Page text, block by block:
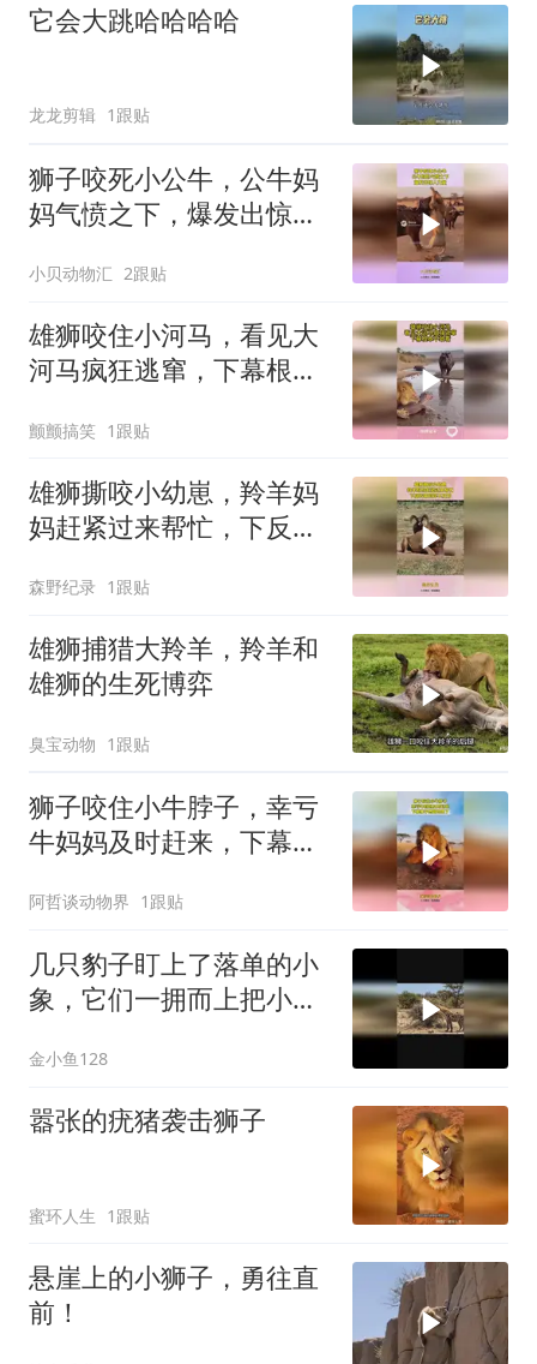
它会大跳哈哈哈哈
龙龙剪辑 1跟贴
狮子咬死小公牛，公牛妈
妈气愤之下，爆发出惊人
小贝动物汇 2跟贴
雄狮咬住小河马，看见大
河马疯狂逃窜，下幕根本
颤颤搞笑 1跟贴
雄狮撕咬小幼崽，羚羊妈
妈赶紧过来帮忙，下反转
森野纪录 1跟贴
雄狮捕猎大羚羊，羚羊和
雄狮的生死博弈
臭宝动物 1跟贴
狮子咬住小牛脖子，幸亏
牛妈妈及时赶来，下幕狮
阿哲谈动物界 1跟贴
几只豹子盯上了落单的小
象，它们一拥而上把小象
金小鱼128
嚣张的疣猪袭击狮子
蜜环人生 1跟贴
悬崖上的小狮子，勇往直
前！